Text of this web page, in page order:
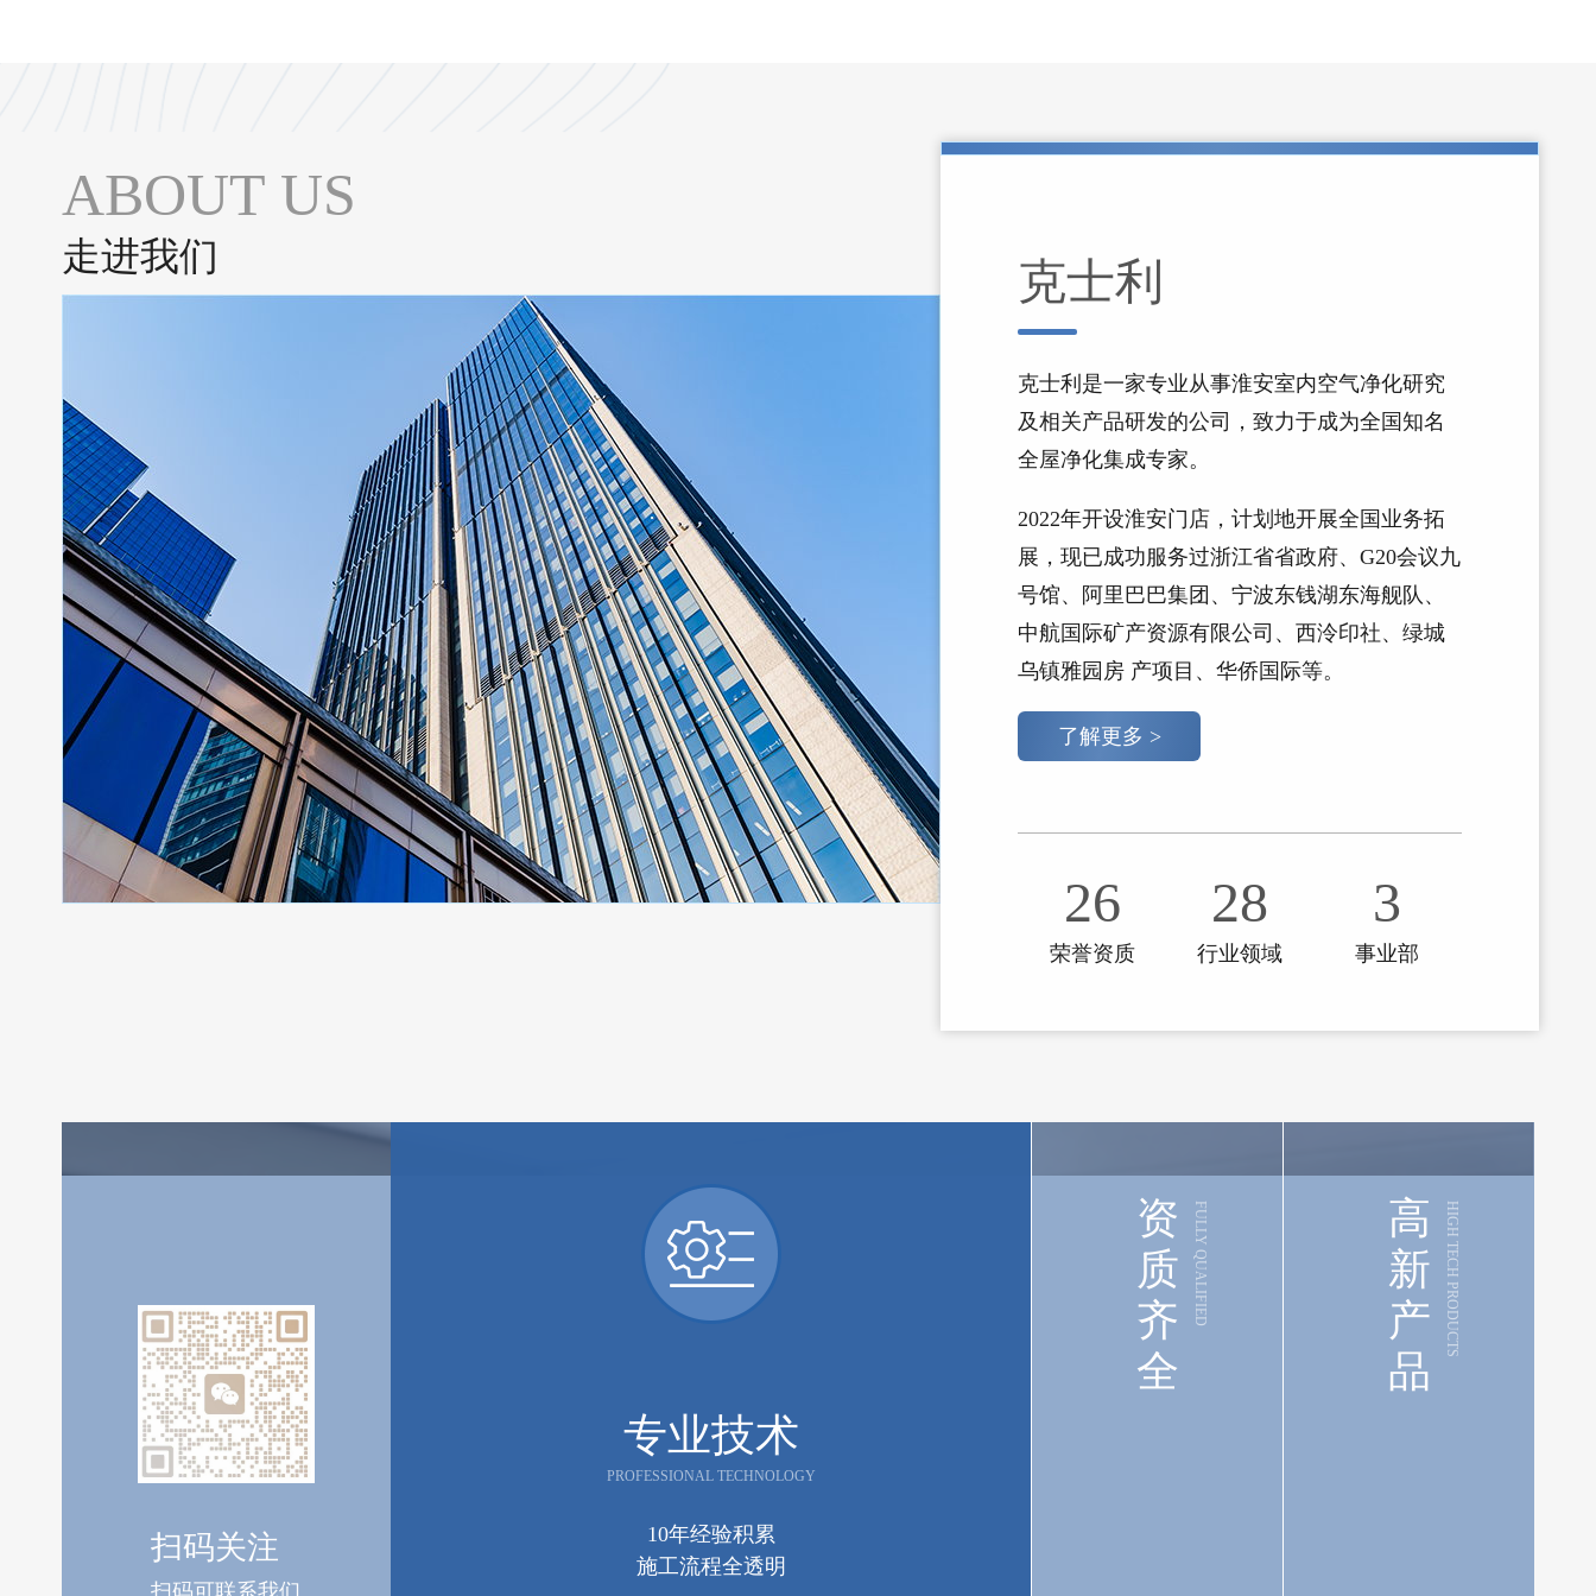
ABOUT US
走进我们 克士利
克士利是一家专业从事淮安室内空气净化研究
及相关产品研发的公司，致力于成为全国知名
全屋净化集成专家。
2022年开设淮安门店，计划地开展全国业务拓
展，现已成功服务过浙江省省政府、G20会议九
号馆、阿里巴巴集团、宁波东钱湖东海舰队、
中航国际矿产资源有限公司、西泠印社、绿城
乌镇雅园房 产项目、华侨国际等。
了解更多 >
26
荣誉资质
28
行业领域
3
事业部
扫码关注
专业技术
PROFESSIONAL TECHNOLOGY
10年经验积累
施工流程全透明
资
质
齐
全
FULLY QUALIFIED
高
新
产
品
HIGH TECH PRODUCTS